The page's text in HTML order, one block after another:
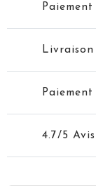
4.7/5